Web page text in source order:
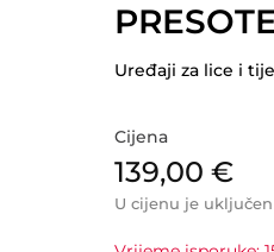
Uređaji za lice i
Cijena
139,00 €
U cijenu je uključen